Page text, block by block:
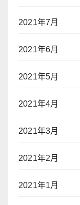
2021年7月
2021年6月
2021年5月
2021年4月
2021年3月
2021年2月
2021年1月